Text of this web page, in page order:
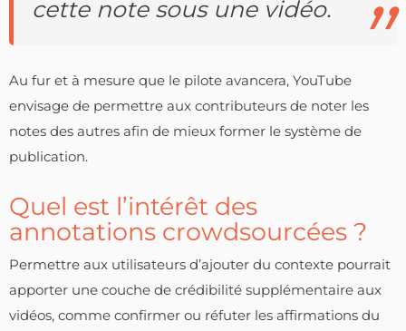
cette note sous une vidéo.
Au fur et à mesure que le pilote avancera, YouTube
envisage de permettre aux contributeurs de noter les
notes des autres afin de mieux former le système de
publication.
Quel est l’intérêt des
annotations crowdsourcées ?
Permettre aux utilisateurs d’ajouter du contexte pourrait
apporter une couche de crédibilité supplémentaire aux
vidéos, comme confirmer ou réfuter les affirmations du